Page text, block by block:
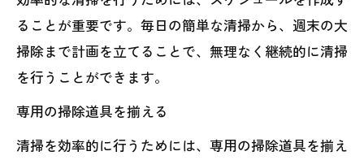
ることが重要です。毎日の簡単な清掃から、週末の大
掃除まで計画を立てることで、無理なく継続的に清掃
を行うことができます。
専用の掃除道具を揃える
清掃を効率的に行うためには、専用の掃除道具を揃え